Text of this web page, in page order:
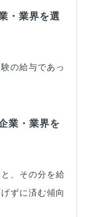
・業界を選
の給与であっ
業・業界を
、その分を給
ずに済む傾向